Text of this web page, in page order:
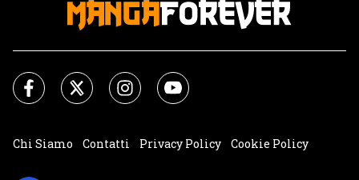
Chi Siamo Contatti Privacy Policy
Cookie Policy